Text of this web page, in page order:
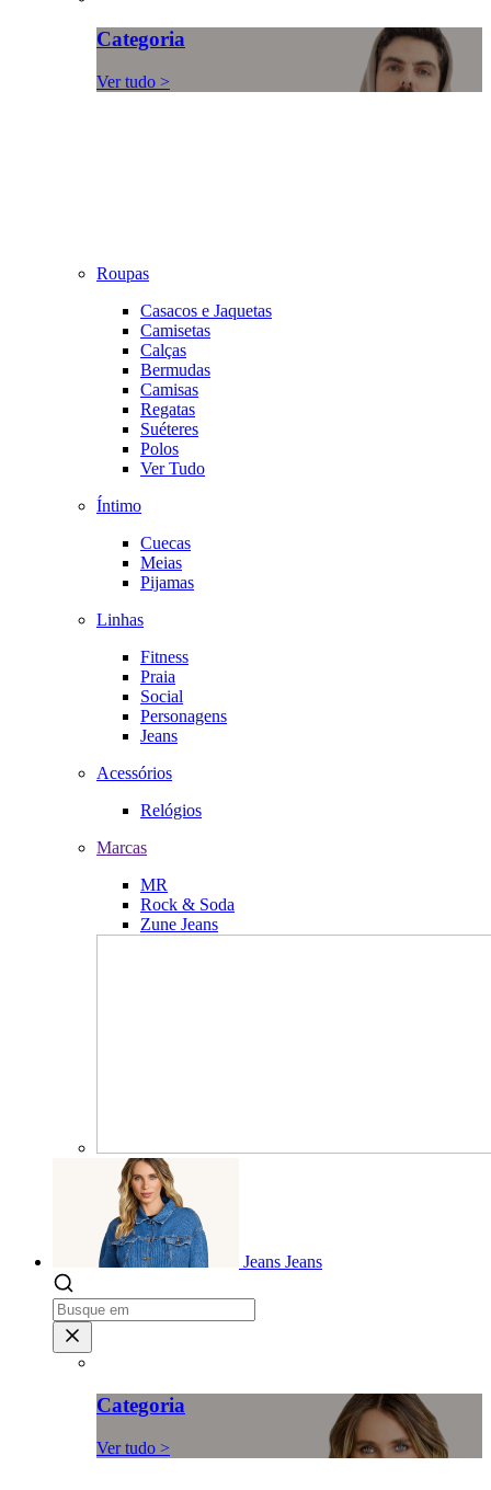
Categoria
Ver tudo >
Roupas
Casacos e Jaquetas
Camisetas
Calças
Bermudas
Camisas
Regatas
Suéteres
Polos
Ver Tudo
Íntimo
Cuecas
Meias
Pijamas
Linhas
Fitness
Praia
Social
Personagens
Jeans
Acessórios
Relógios
Marcas
MR
Rock & Soda
Zune Jeans
Jeans Jeans
Categoria
Ver tudo >